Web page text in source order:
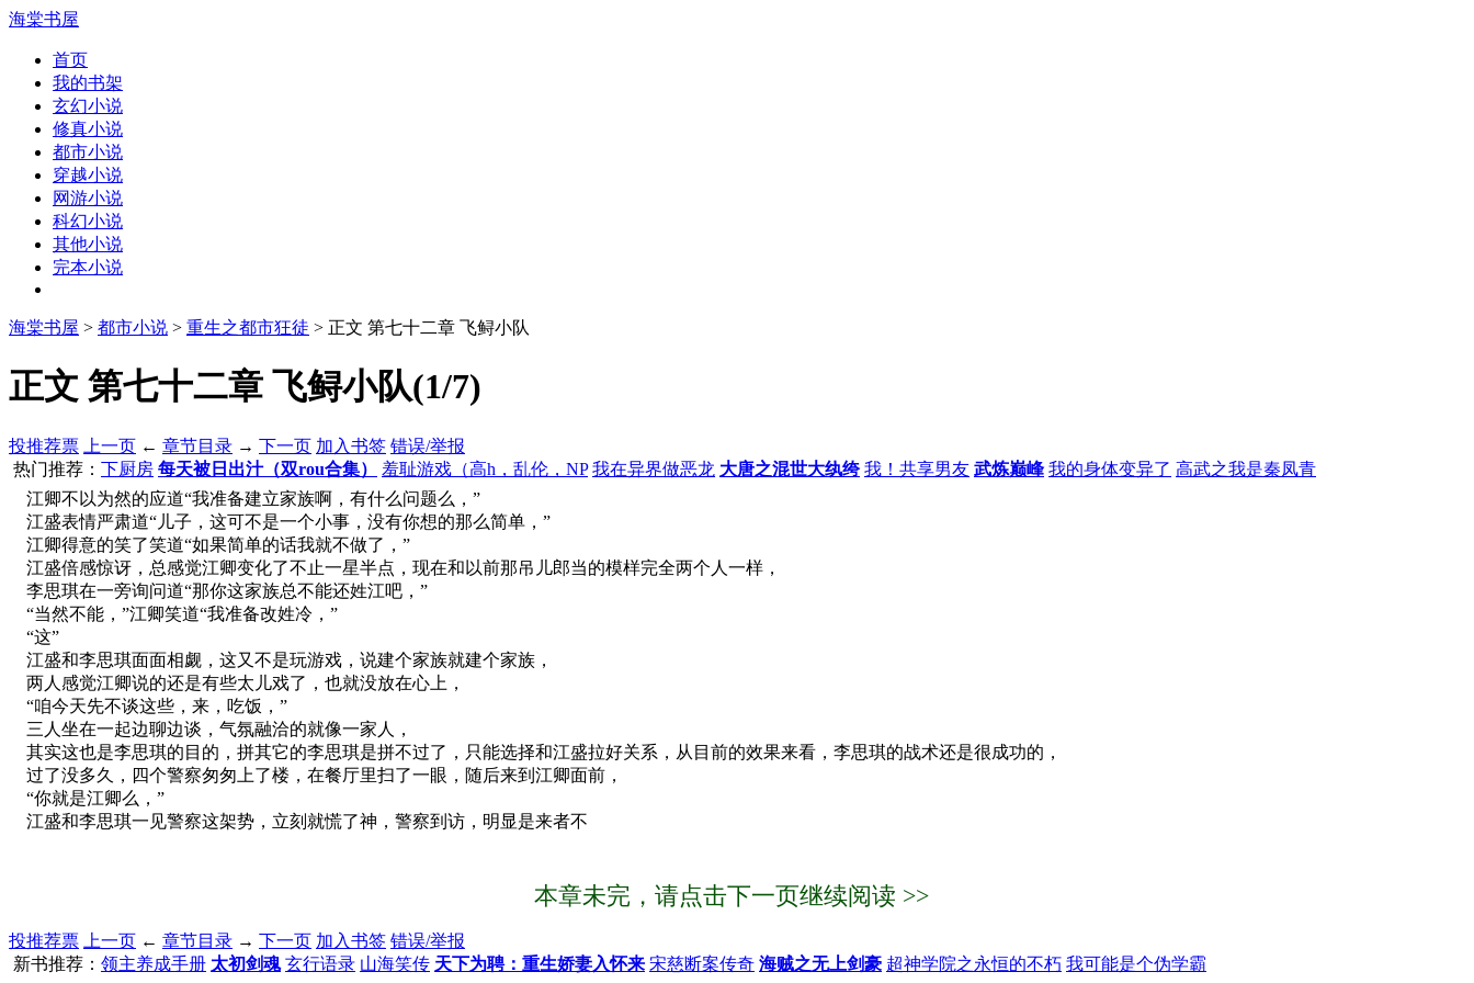
海棠书屋
首页
我的书架
玄幻小说
修真小说
都市小说
穿越小说
网游小说
科幻小说
其他小说
完本小说
海棠书屋 > 都市小说 > 重生之都市狂徒 > 正文 第七十二章 飞鲟小队
正文 第七十二章 飞鲟小队(1/7)
投推荐票 上一页 ← 章节目录 → 下一页 加入书签 错误/举报
热门推荐： 下厨房 每天被日出汁（双rou合集） 羞耻游戏（高h，乱伦，NP 我在异界做恶龙 大唐之混世大纨绔 我！共享男友 武炼巅峰 我的身体变异了 高武之我是秦凤青
江卿不以为然的应道“我准备建立家族啊，有什么问题么，”
江盛表情严肃道“儿子，这可不是一个小事，没有你想的那么简单，”
江卿得意的笑了笑道“如果简单的话我就不做了，”
江盛倍感惊讶，总感觉江卿变化了不止一星半点，现在和以前那吊儿郎当的模样完全两个人一样，
李思琪在一旁询问道“那你这家族总不能还姓江吧，”
“当然不能，”江卿笑道“我准备改姓冷，”
“这”
江盛和李思琪面面相觑，这又不是玩游戏，说建个家族就建个家族，
两人感觉江卿说的还是有些太儿戏了，也就没放在心上，
“咱今天先不谈这些，来，吃饭，”
三人坐在一起边聊边谈，气氛融洽的就像一家人，
其实这也是李思琪的目的，拼其它的李思琪是拼不过了，只能选择和江盛拉好关系，从目前的效果来看，李思琪的战术还是很成功的，
过了没多久，四个警察匆匆上了楼，在餐厅里扫了一眼，随后来到江卿面前，
“你就是江卿么，”
江盛和李思琪一见警察这架势，立刻就慌了神，警察到访，明显是来者不
本章未完，请点击下一页继续阅读 >>
投推荐票 上一页 ← 章节目录 → 下一页 加入书签 错误/举报
新书推荐： 领主养成手册 太初剑魂 玄行语录 山海笑传 天下为聘：重生娇妻入怀来 宋慈断案传奇 海贼之无上剑豪 超神学院之永恒的不朽 我可能是个伪学霸